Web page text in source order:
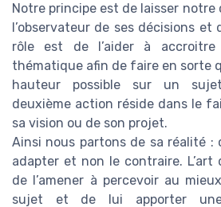
Notre principe est de laisser notre
l’observateur de ses décisions et
rôle est de l’aider à
thématique afin de faire en sorte
hauteur possible sur un
deuxième action réside dans le
sa vision ou de son projet.
Ainsi nous partons de sa réalité :
adapter et non le contraire.
de l’amener à percevoir au
sujet et de lui apporter une